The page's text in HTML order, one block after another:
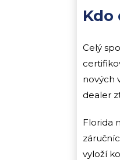
Kdo
Celý
nových
dealer
Florida
vyloží